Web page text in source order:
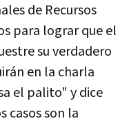
de Recursos
para lograr que el
su verdadero
en la charla
el palito" y dice
casos son la